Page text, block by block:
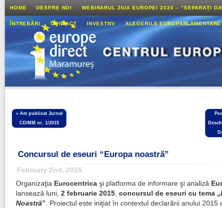
HOME DESPRE NOI WEBINARUL ZIUA EUROPEI 2020 – ”SEPARAȚI
ÎNTREBĂRI CONTACT INVESTNV ALEGERILE
« Am publicat Jurnal
CDIMM nr. 1/2015
Concursul de eseuri “Europa noastră”
February 2nd, 2015
Organizaţia Eurocentrica şi platforma de informare şi analiză
lansează luni,2 februarie 2015 ,concursul de eseuri cu tema „
Noastră” . Proiectul este iniţiat în contextul declarării anului 2015